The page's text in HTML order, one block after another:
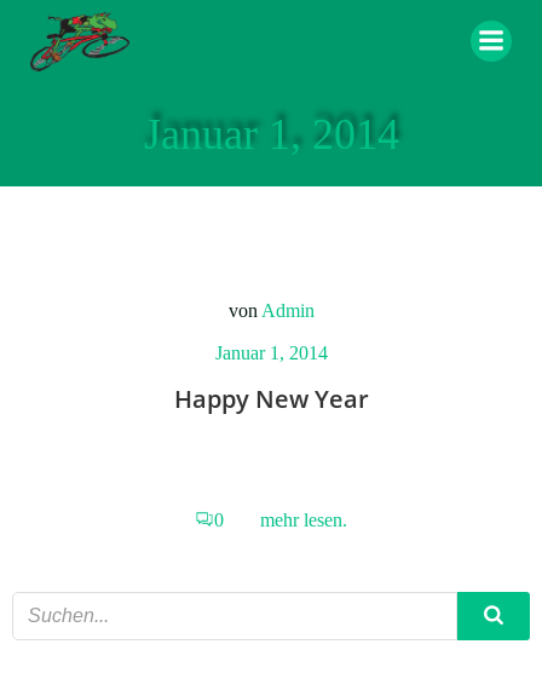
Januar 1, 2014
von Admin
Januar 1, 2014
Happy New Year
0 mehr lesen.